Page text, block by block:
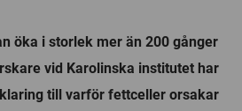
öka i storlek mer än 200 gånger
vid Karolinska institutet har
till varför fettceller orsakar